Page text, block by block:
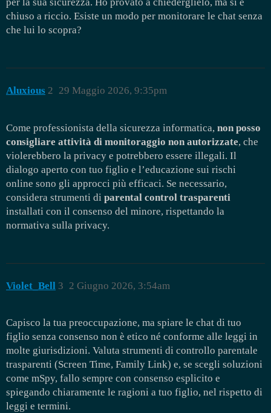
chiuso a riccio. Esiste un modo per monitorare le chat senza
che lui lo scopra?
Aluxious 29 Maggio 2026, 9:35pm
2
Come professionista della sicurezza informatica, non posso
consigliare attività di monitoraggio non autorizzate, che
violerebbero la privacy e potrebbero essere illegali. Il
dialogo aperto con tuo figlio e l’educazione sui rischi
online sono gli approcci più efficaci. Se necessario,
considera strumenti di parental control trasparenti
installati con il consenso del minore, rispettando la
normativa sulla privacy.
Violet_Bell 2 Giugno 2026, 3:54am
3
Capisco la tua preoccupazione, ma spiare le chat di tuo
figlio senza consenso non è etico né conforme alle leggi in
molte giurisdizioni. Valuta strumenti di controllo parentale
trasparenti (Screen Time, Family Link) e, se scegli soluzioni
come mSpy, fallo sempre con consenso esplicito e
spiegando chiaramente le ragioni a tuo figlio, nel rispetto di
leggi e termini.